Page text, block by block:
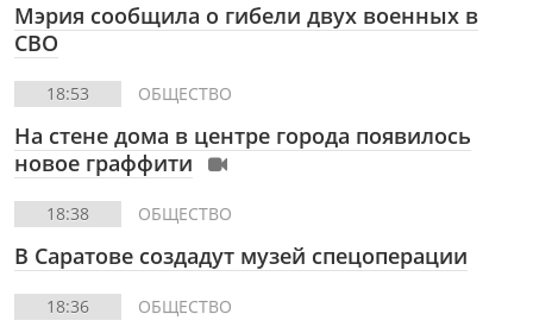
Мэрия сообщила о гибели двух военных в
СВО
18:53 ОБЩЕСТВО
На стене дома в центре города появилось
новое граффити
18:38 ОБЩЕСТВО
В Саратове создадут музей спецоперации
18:36 ОБЩЕСТВО